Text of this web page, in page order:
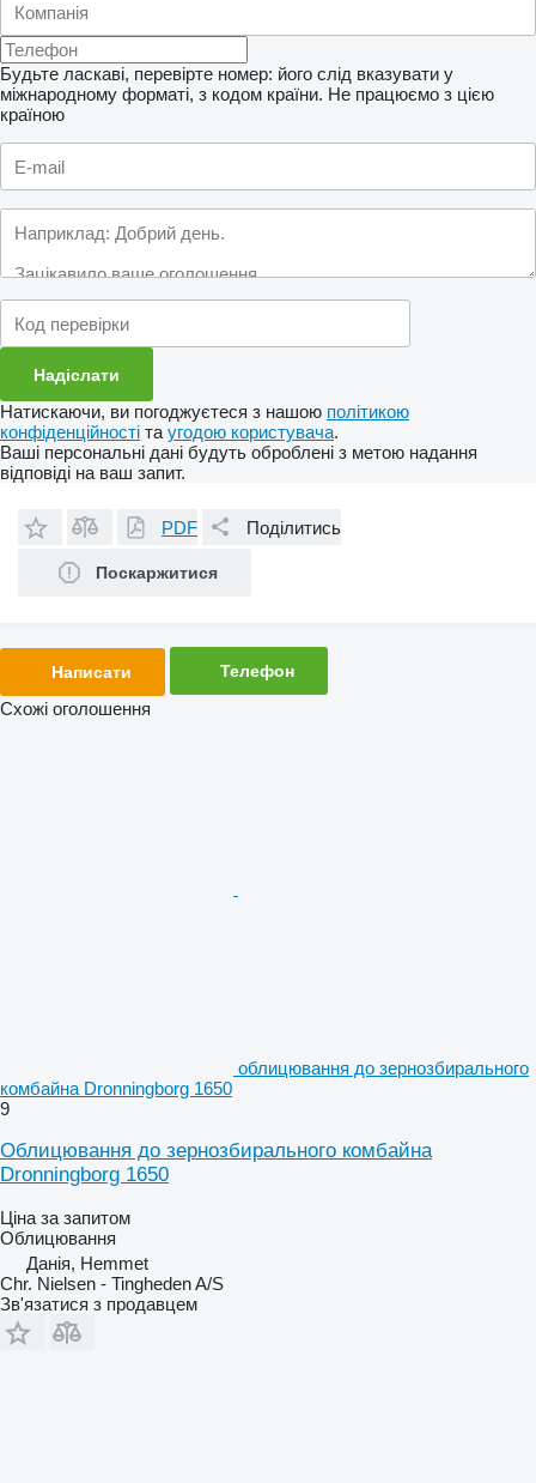
Будьте ласкаві, перевірте номер: його слід вказувати у
міжнародному форматі, з кодом країни. Не працюємо з цією
країною
Натискаючи, ви погоджуєтеся з нашою політикою
конфіденційності та угодою користувача.
Ваші персональні дані будуть оброблені з метою надання
відповіді на ваш запит.
PDF Поділитись
Поскаржитися
Написати Телефон
Схожі оголошення
облицювання до зернозбирального
комбайна Dronningborg 1650
9
Облицювання до зернозбирального комбайна
Dronningborg 1650
Ціна за запитом
Облицювання
Данія, Hemmet
Chr. Nielsen - Tingheden A/S
Зв'язатися з продавцем